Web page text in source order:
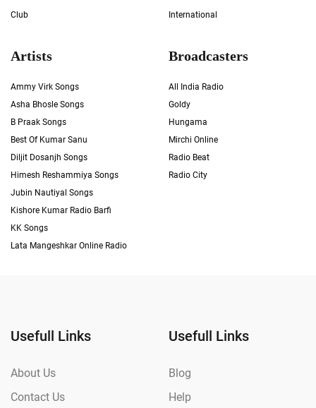
Club
International
Artists
Ammy Virk Songs
Asha Bhosle Songs
B Praak Songs
Best Of Kumar Sanu
Diljit Dosanjh Songs
Himesh Reshammiya Songs
Jubin Nautiyal Songs
Kishore Kumar Radio Barfi
KK Songs
Lata Mangeshkar Online Radio
Broadcasters
All India Radio
Goldy
Hungama
Mirchi Online
Radio Beat
Radio City
Usefull Links
About Us
Contact Us
Usefull Links
Blog
Help